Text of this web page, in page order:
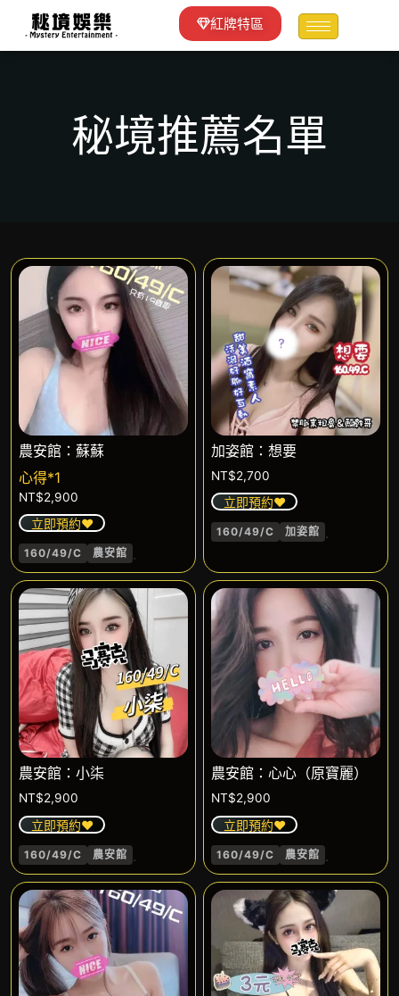
紅牌特區
秘境推薦名單
農安館：蘇蘇
心得*1
NT$2,900
立即預約❤️
160/49/C 農安館 .
加姿館：想要
NT$2,700
立即預約❤️
160/49/C 加姿館 .
農安館：小柒
NT$2,900
立即預約❤️
160/49/C 農安館 .
農安館：心心（原寶麗）
NT$2,900
立即預約❤️
160/49/C 農安館 .